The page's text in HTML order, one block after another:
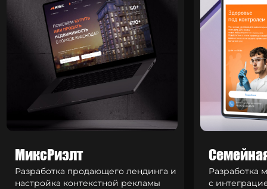
МиксРиэлт
Разработка продающего лендинга и
настройка контекстной рекламы
Разработка
с